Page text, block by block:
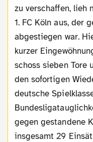
zu verschaffen, lieh
1. FC Köln aus, der
abgestiegen war.
kurzer
schoss sieben Tore
den sofortigen
deutsche
gegen gestandene
insgesamt 29